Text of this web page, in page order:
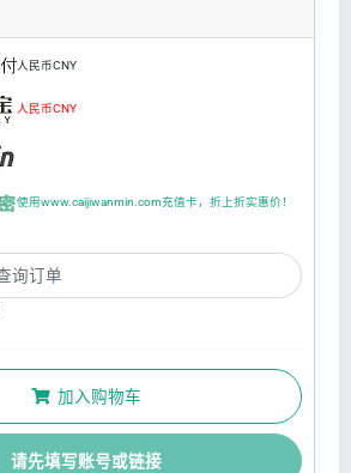
人民币CNY
人民币CNY
使用www.caijiwanmin.com充值卡，折上折实惠价！
加入购物车
请先填写账号或链接